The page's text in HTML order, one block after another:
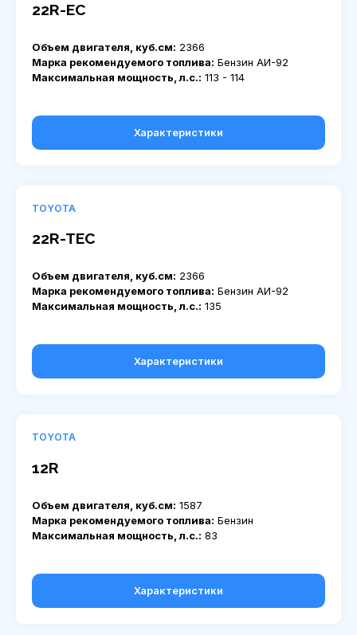
22R-EC
Объем двигателя, куб.см: 2366
Марка рекомендуемого топлива: Бензин АИ-92
Максимальная мощность, л.с.: 113 - 114
Характеристики
TOYOTA
22R-TEC
Объем двигателя, куб.см: 2366
Марка рекомендуемого топлива: Бензин АИ-92
Максимальная мощность, л.с.: 135
Характеристики
TOYOTA
12R
Объем двигателя, куб.см: 1587
Марка рекомендуемого топлива: Бензин
Максимальная мощность, л.с.: 83
Характеристики